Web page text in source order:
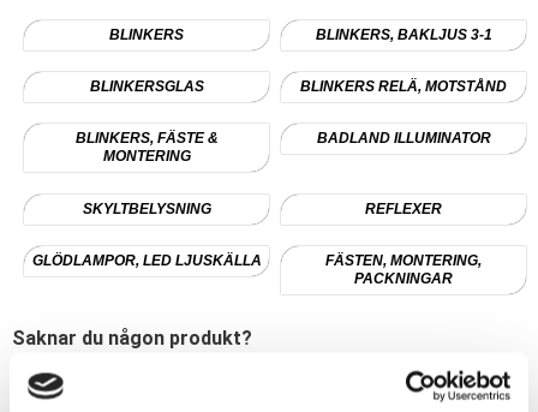
BLINKERS BLINKERS, BAKLJUS 3-1
BLINKERSGLAS BLINKERS RELÄ, MOTSTÅND
BLINKERS, FÄSTE &
MONTERING
BADLAND ILLUMINATOR
SKYLTBELYSNING REFLEXER
GLÖDLAMPOR, LED LJUSKÄLLA
FÄSTEN, MONTERING,
PACKNINGAR
Saknar du någon produkt?
Skicka då in ett tips till oss. Du kan få en rabattkod på 10%
till ditt nästa köp.